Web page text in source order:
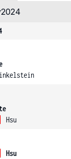
2024
Hsu
Hsu